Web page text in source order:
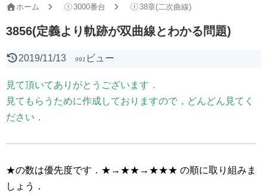
ホーム 3000番台 38章(二次曲線)
3856(定義より軌跡が双曲線とわかる問題)
2019/11/13 991 ビュー
見て頂いてありがとうございます．
見てもらうために作成しておりますので，どんどん見てく
ださい．
★の数は優先度です．★→★★→★★★ の順に取り組みま
しょう．